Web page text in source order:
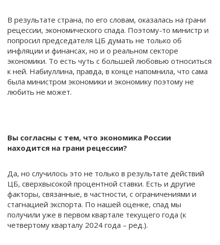
В результате страна, по его словам, оказалась на грани
рецессии, экономического спада. Поэтому-то министр и
попросил председателя ЦБ думать не только об
инфляции и финансах, но и о реальном секторе
экономики. То есть чуть с большей любовью относиться
к ней. Набиуллина, правда, в конце напомнила, что сама
была министром экономики и экономику поэтому не
любить не может.
Вы согласны с тем, что экономика России
находится на грани рецессии?
Да, но случилось это не только в результате действий
ЦБ, сверхвысокой процентной ставки. Есть и другие
факторы, связанные, в частности, с ограничениями и
стагнацией экспорта. По нашей оценке, спад мы
получили уже в первом квартале текущего года (к
четвертому кварталу 2024 года – ред.).